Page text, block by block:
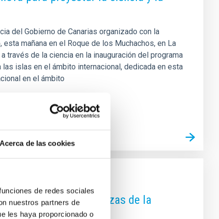
Acerca de las cookies
de redes sociales
nuestros partners de
les haya proporcionado o
del Gobierno de Canarias organizado con la
mañana en el Roque de los Muchachos, en La
través de la ciencia en la inauguración del programa
islas en el ámbito internacional, dedicada en esta
en el ámbito
sobre las amenazas de la